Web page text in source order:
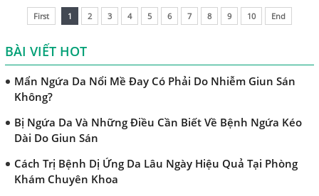
11.7%. Em nghe nói chỉ...
First 1 2 3 4 5 6 7 8 9 10 End
BÀI VIẾT HOT
Khi Trẻ Bị Dị Ứng Da Cần Làm Xét Nghiệm Gì Tìm Nguyên
Nhân Dị Ứng Da
Điều trị bệnh sán lá gan ở đâu?
Mẩn Ngứa Da Nổi Mề Đay Có Phải Do Nhiễm Giun Sán
Không?
Bị Ngứa Da Và Những Điều Cần Biết Về Bệnh Ngứa Kéo
Dài Do Giun Sán
Cách Trị Bệnh Dị Ứng Da Lâu Ngày Hiệu Quả Tại Phòng
Khám Chuyên Khoa